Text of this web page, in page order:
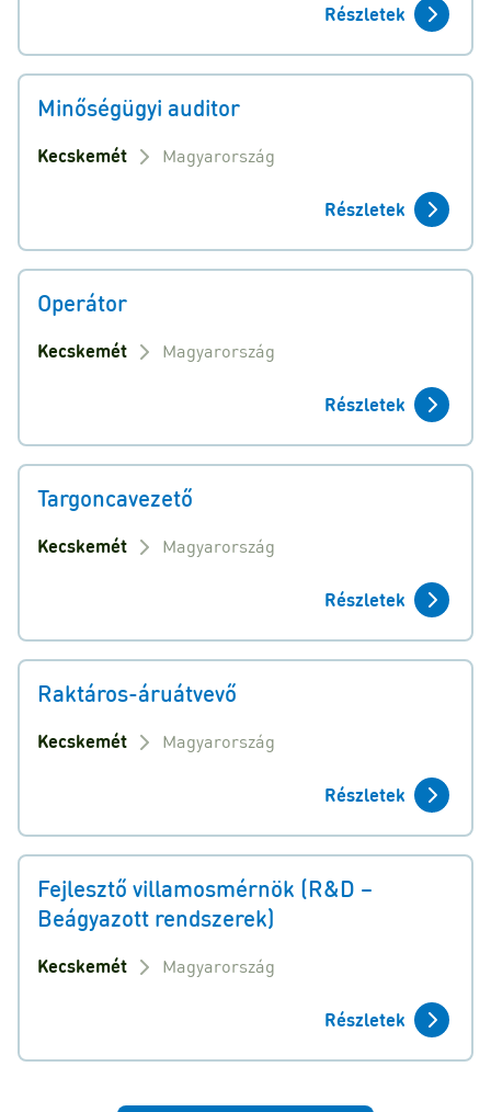
Részletek
Minőségügyi auditor
Kecskemét Magyarország
Részletek
Operátor
Kecskemét Magyarország
Részletek
Targoncavezető
Kecskemét Magyarország
Részletek
Raktáros-áruátvevő
Kecskemét Magyarország
Részletek
Fejlesztő villamosmérnök (R&D –
Beágyazott rendszerek)
Kecskemét Magyarország
Részletek